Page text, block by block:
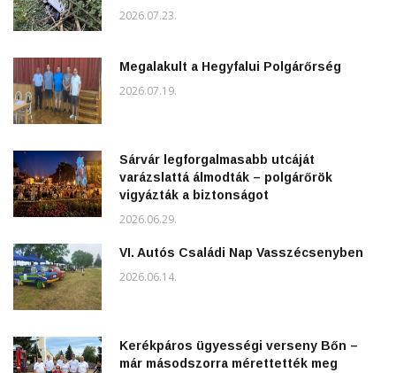
2026.07.23.
Megalakult a Hegyfalui Polgárőrség
2026.07.19.
Sárvár legforgalmasabb utcáját
varázslattá álmodták – polgárőrök
vigyázták a biztonságot
2026.06.29.
VI. Autós Családi Nap Vasszécsenyben
2026.06.14.
Kerékpáros ügyességi verseny Bőn –
már másodszorra mérettették meg